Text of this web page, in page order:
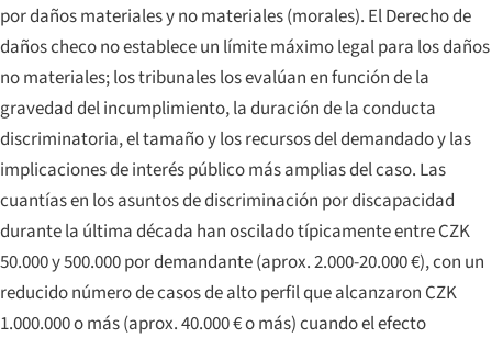
por daños materiales y no materiales (morales). El Derecho de
daños checo no establece un límite máximo legal para los daños
no materiales; los tribunales los evalúan en función de la
gravedad del incumplimiento, la duración de la conducta
discriminatoria, el tamaño y los recursos del demandado y las
implicaciones de interés público más amplias del caso. Las
cuantías en los asuntos de discriminación por discapacidad
durante la última década han oscilado típicamente entre CZK
50.000 y 500.000 por demandante (aprox. 2.000-20.000 €), con un
reducido número de casos de alto perfil que alcanzaron CZK
1.000.000 o más (aprox. 40.000 € o más) cuando el efecto